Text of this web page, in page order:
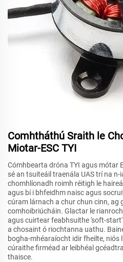
Comhtháthú Sraith le
Miotar-ESC TYI
Cómhbearta dróna TYI agus mótar
sé an tsuiteáil traenála UAS trí na
chomhlíonadh roimh réitigh le
agus bí i bhfeidhm naisc agus
cúram lárnach a chur chun cinn, ag
comhoibriúcháin. Glactar le
agus cuirtear feabhsuithe 'soft-
a chosaint ó riochtanna uathu.
bogha-mhéaraíocht idir fheilte, niós
cúraithe firméad ar leibhéal
thaisce.